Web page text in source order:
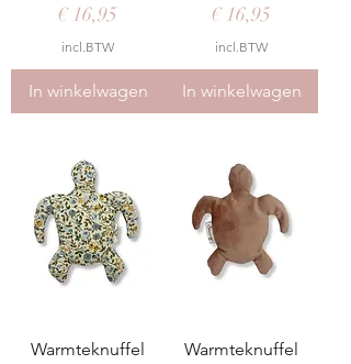
Prijs
€ 16,95
incl.BTW
In winkelwagen
Prijs
€ 16,95
incl.BTW
In winkelwagen
Warmteknuffel
Warmteknuffel